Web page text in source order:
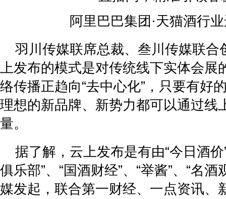
阿里巴巴集团·天猫酒行
羽川传媒联席总裁、叁川传媒联合
上发布的模式是对传统线下实体会
络传播正趋向“去中心化”，只要有好
理想的新品牌、新势力都可以通过线
量。
据了解，云上发布是有由“今日酒
俱乐部”、“国酒财经”、“举酱”、“名
媒发起，联合第一财经、一点资讯、